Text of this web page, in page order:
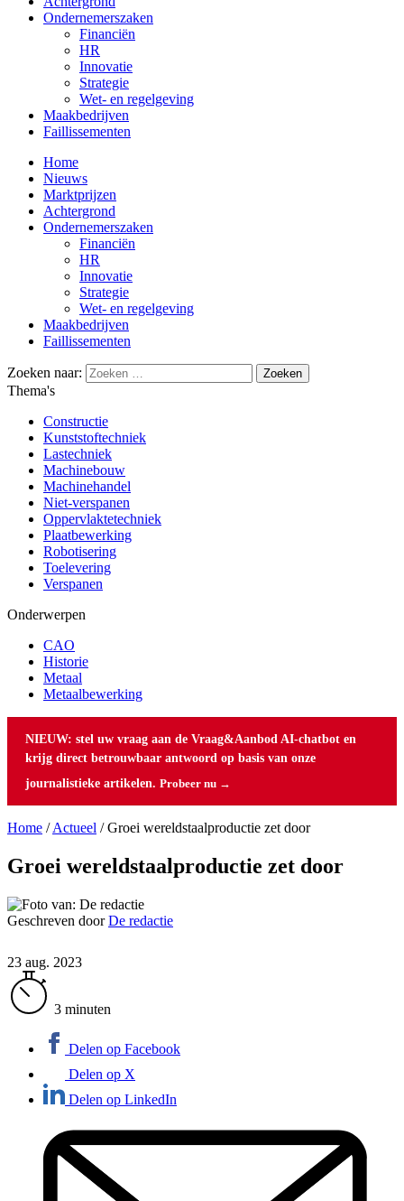
Ondernemerszaken
Financiën
HR
Innovatie
Strategie
Wet- en regelgeving
Maakbedrijven
Faillissementen
Home
Nieuws
Marktprijzen
Achtergrond
Ondernemerszaken
Financiën
HR
Innovatie
Strategie
Wet- en regelgeving
Maakbedrijven
Faillissementen
Zoeken naar:
Thema's
Constructie
Kunststoftechniek
Lastechniek
Machinebouw
Machinehandel
Niet-verspanen
Oppervlaktetechniek
Plaatbewerking
Robotisering
Toelevering
Verspanen
Onderwerpen
CAO
Historie
Metaal
Metaalbewerking
NIEUW: stel uw vraag aan de Vraag&Aanbod AI-chatbot en
krijg direct betrouwbaar antwoord op basis van onze
journalistieke artikelen. Probeer nu →
Home /Actueel /Groei wereldstaalproductie zet door
Groei wereldstaalproductie zet door
Geschreven doorDe redactie
23 aug. 2023
3 minuten
Delen op Facebook
Delen op X
Delen op LinkedIn